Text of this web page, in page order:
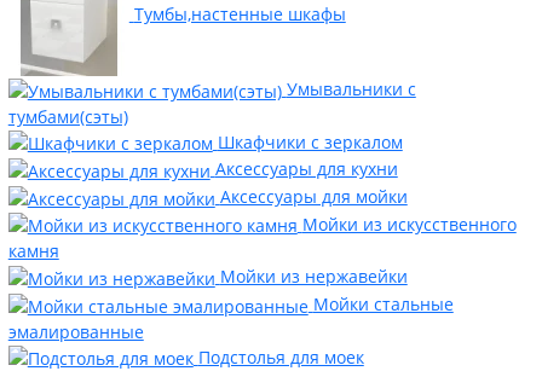
Тумбы,настенные шкафы
Умывальники с
тумбами(сэты)
Шкафчики с зеркалом
Аксессуары для кухни
Аксессуары для мойки
Мойки из искусственного
камня
Мойки из нержавейки
Мойки стальные
эмалированные
Подстолья для моек